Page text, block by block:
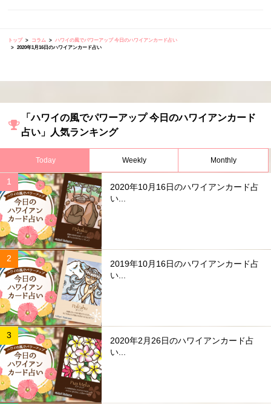
トップ コラム
ハワイの風でパワーアップ 今日のハワイアンカード占い
2020年1月16日のハワイアンカード占い
「ハワイの風でパワーアップ 今日のハワイアンカード
占い」人気ランキング
Today Weekly Monthly
2020年10月16日のハワイアンカード占
い...
2019年10月16日のハワイアンカード占
い...
2020年2月26日のハワイアンカード占
い...